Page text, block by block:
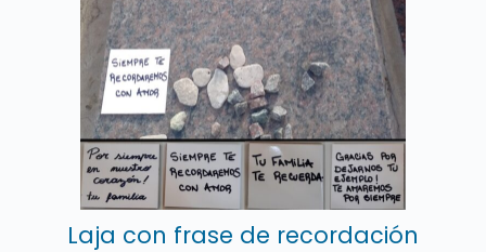
Laja con frase de recordación